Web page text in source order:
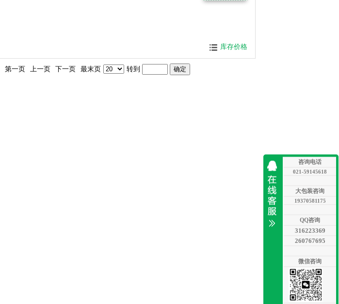
库存价格
第一页 上一页 下一页 最末页 转到
咨询电话
021-59145618
大包装咨询
19370581175
QQ咨询
316223369
260767695
微信咨询